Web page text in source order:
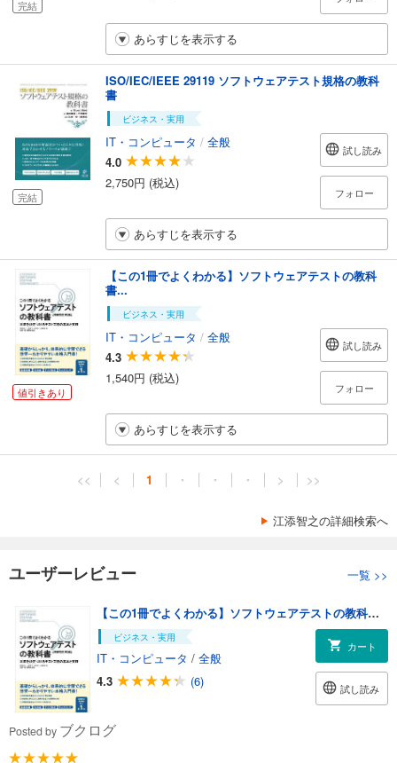
完結
あらすじを表示する
完結
ISO/IEC/IEEE 29119 ソフトウェアテスト規格の教科
書
ビジネス・実用
IT・コンピュータ / 全般
4.0
2,750円 (税込)
試し読み
フォロー
あらすじを表示する
値引きあり
【この1冊でよくわかる】ソフトウェアテストの教科
書...
ビジネス・実用
IT・コンピュータ / 全般
4.3
1,540円 (税込)
試し読み
フォロー
あらすじを表示する
<< < 1 ・ ・ ・ > >>
江添智之の詳細検索へ
ユーザーレビュー 一覧 >>
【この1冊でよくわかる】ソフトウェアテストの教科書 ［増補改訂 第２版］
ビジネス・実用
IT・コンピュータ / 全般
4.3
(6)
カート
試し読み
Posted by ブクログ